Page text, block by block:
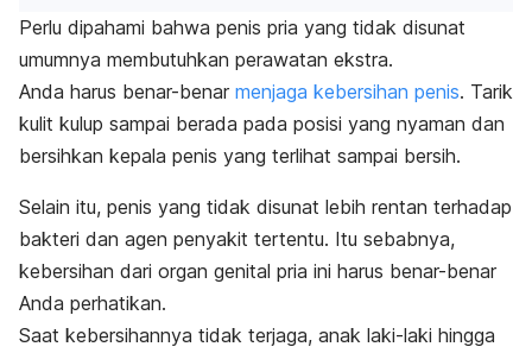
Perlu dipahami bahwa penis pria yang tidak disunat
umumnya membutuhkan perawatan ekstra.
Anda harus benar-benar menjaga kebersihan penis. Tarik
kulit kulup sampai berada pada posisi yang nyaman dan
bersihkan kepala penis yang terlihat sampai bersih.
Selain itu, penis yang tidak disunat lebih rentan terhadap
bakteri dan agen penyakit tertentu. Itu sebabnya,
kebersihan dari organ genital pria ini harus benar-benar
Anda perhatikan.
Saat kebersihannya tidak terjaga, anak laki-laki hingga